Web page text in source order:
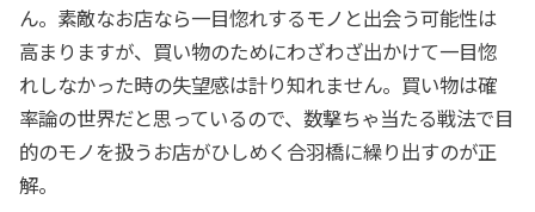
ん。素敵なお店なら一目惚れするモノと出会う可能性は
高まりますが、買い物のためにわざわざ出かけて一目惚
れしなかった時の失望感は計り知れません。買い物は確
率論の世界だと思っているので、数撃ちゃ当たる戦法で目
的のモノを扱うお店がひしめく合羽橋に繰り出すのが正
解。